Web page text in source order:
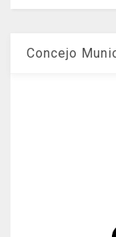
Concejo